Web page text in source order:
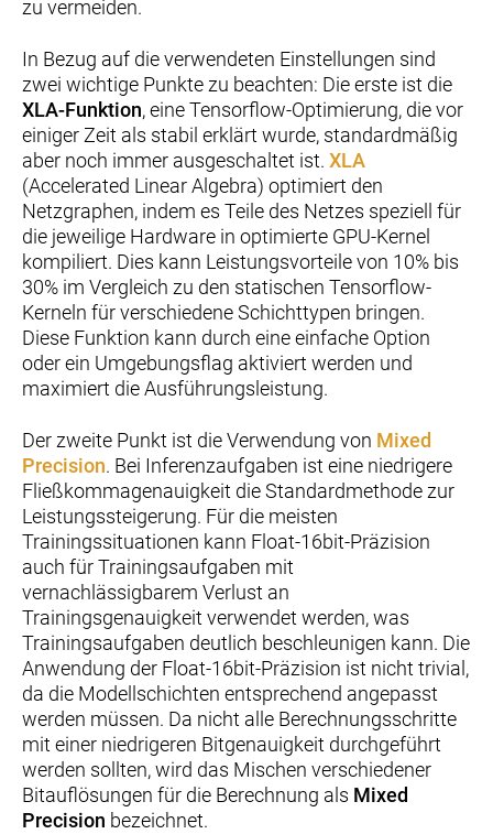
zu vermeiden.
In Bezug auf die verwendeten Einstellungen sind
zwei wichtige Punkte zu beachten: Die erste ist die
XLA-Funktion, eine Tensorflow-Optimierung, die vor
einiger Zeit als stabil erklärt wurde, standardmäßig
aber noch immer ausgeschaltet ist. XLA
(Accelerated Linear Algebra) optimiert den
Netzgraphen, indem es Teile des Netzes speziell für
die jeweilige Hardware in optimierte GPU-Kernel
kompiliert. Dies kann Leistungsvorteile von 10% bis
30% im Vergleich zu den statischen Tensorflow-
Kerneln für verschiedene Schichttypen bringen.
Diese Funktion kann durch eine einfache Option
oder ein Umgebungsflag aktiviert werden und
maximiert die Ausführungsleistung.
Der zweite Punkt ist die Verwendung von Mixed
Precision. Bei Inferenzaufgaben ist eine niedrigere
Fließkommagenauigkeit die Standardmethode zur
Leistungssteigerung. Für die meisten
Trainingssituationen kann Float-16bit-Präzision
auch für Trainingsaufgaben mit
vernachlässigbarem Verlust an
Trainingsgenauigkeit verwendet werden, was
Trainingsaufgaben deutlich beschleunigen kann. Die
Anwendung der Float-16bit-Präzision ist nicht trivial,
da die Modellschichten entsprechend angepasst
werden müssen. Da nicht alle Berechnungsschritte
mit einer niedrigeren Bitgenauigkeit durchgeführt
werden sollten, wird das Mischen verschiedener
Bitauflösungen für die Berechnung als Mixed
Precision bezeichnet.